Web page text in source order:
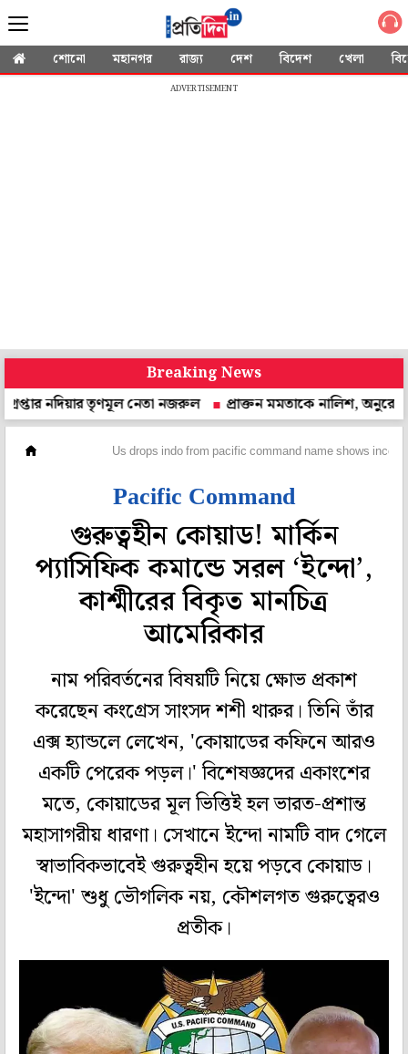
শোনো মহানগর রাজ্য দেশ বিদেশ খেলা
ADVERTISEMENT
Breaking News
তৃণমূল নেতা নজরুল
প্রাক্তন মমতাকে নালিশ, অনুরোধ করে চিঠি!
Us drops indo from pacific command name shows
Pacific Command
গুরুত্বহীন কোয়াড! মার্কিন
প্যাসিফিক কমান্ডে সরল ‘ইন্দো’,
কাশ্মীরের বিকৃত মানচিত্র
আমেরিকার
নাম পরিবর্তনের বিষয়টি নিয়ে ক্ষোভ প্রকাশ
করেছেন কংগ্রেস সাংসদ শশী থারুর। তিনি তাঁর
এক্স হ্যান্ডলে লেখেন, 'কোয়াডের কফিনে আরও
একটি পেরেক পড়ল।' বিশেষজ্ঞদের একাংশের
মতে, কোয়াডের মূল ভিত্তিই হল ভারত-প্রশান্ত
মহাসাগরীয় ধারণা। সেখানে ইন্দো নামটি বাদ গেলে
স্বাভাবিকভাবেই গুরুত্বহীন হয়ে পড়বে কোয়াড।
'ইন্দো' শুধু ভৌগলিক নয়, কৌশলগত গুরুত্বেরও
প্রতীক।